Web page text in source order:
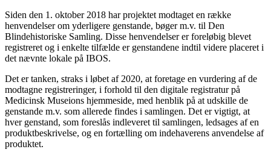
Siden den 1. oktober 2018 har projektet modtaget en række
henvendelser om yderligere genstande, bøger m.v. til Den
Blindehistoriske Samling. Disse henvendelser er foreløbig blevet
registreret og i enkelte tilfælde er genstandene indtil videre placeret i
det nævnte lokale på IBOS.
Det er tanken, straks i løbet af 2020, at foretage en vurdering af de
modtagne registreringer, i forhold til den digitale registratur på
Medicinsk Museions hjemmeside, med henblik på at udskille de
genstande m.v. som allerede findes i samlingen. Det er vigtigt, at
hver genstand, som foreslås indleveret til samlingen, ledsages af en
produktbeskrivelse, og en fortælling om indehaverens anvendelse af
produktet.